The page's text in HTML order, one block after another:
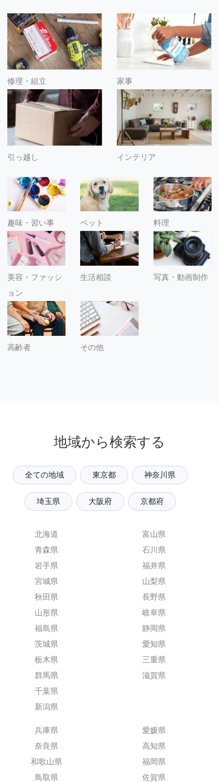
修理・組立 家事
引っ越し インテリア
趣味・習い事 ペット 料理
美容・ファッシ
ョン
生活相談 写真・動画制作
高齢者 その他
地域から検索する
全ての地域 東京都 神奈川県
埼玉県 大阪府 京都府
北海道
青森県
岩手県
宮城県
秋田県
山形県
福島県
茨城県
栃木県
群馬県
千葉県
新潟県
富山県
石川県
福井県
山梨県
長野県
岐阜県
静岡県
愛知県
三重県
滋賀県
兵庫県
奈良県
和歌山県
鳥取県
愛媛県
高知県
福岡県
佐賀県